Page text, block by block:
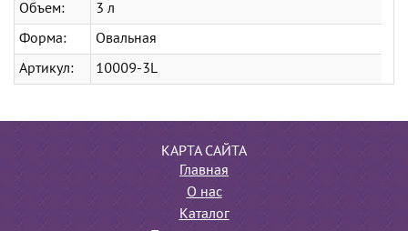
Объем: 3 л
Форма: Овальная
Артикул: 10009-3L
КАРТА САЙТА
Главная
О нас
Каталог